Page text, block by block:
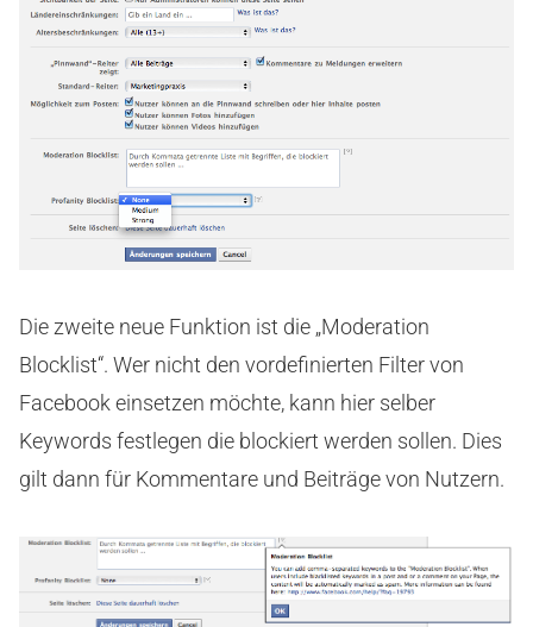
Die zweite neue Funktion ist die „Moderation
Blocklist“. Wer nicht den vordefinierten Filter von
Facebook einsetzen möchte, kann hier selber
Keywords festlegen die blockiert werden sollen. Dies
gilt dann für Kommentare und Beiträge von Nutzern.